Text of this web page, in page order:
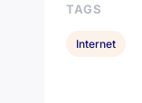
TAGS
Internet